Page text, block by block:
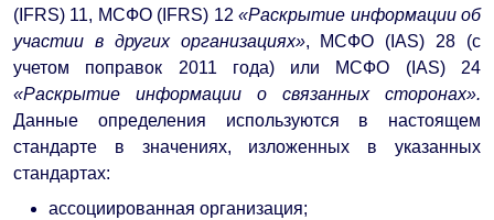
(IFRS) 11, МСФО (IFRS) 12«Раскрытие информации об
участии в других организациях», МСФО (IAS) 28 (с
учетом поправок 2011 года) или МСФО (IAS) 24
«Раскрытие информации о связанных сторонах».
Данные определения используются в настоящем
стандарте в значениях, изложенных в указанных
стандартах:
ассоциированная организация;